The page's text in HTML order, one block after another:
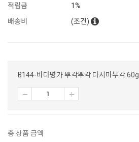
적립금
1%
배송비
(조건)
B144-바다명가 뿌각뿌각 다시마부각 60g
총 상품 금액